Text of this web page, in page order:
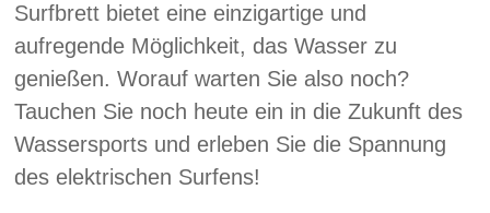
Surfbrett bietet eine einzigartige und
aufregende Möglichkeit, das Wasser zu
genießen. Worauf warten Sie also noch?
Tauchen Sie noch heute ein in die Zukunft des
Wassersports und erleben Sie die Spannung
des elektrischen Surfens!